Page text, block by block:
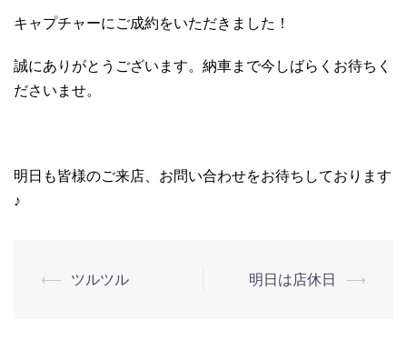
キャプチャーにご成約をいただきました！
誠にありがとうございます。納車まで今しばらくお待ちく
ださいませ。
明日も皆様のご来店、お問い合わせをお待ちしております
♪
⟵ ツルツル 明日は店休日 ⟶